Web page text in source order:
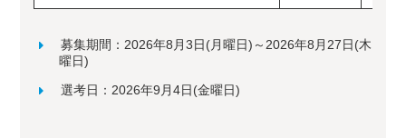
募集期間：2026年8月3日(月曜日)～2026年8月27日(木
曜日)
選考日：2026年9月4日(金曜日)